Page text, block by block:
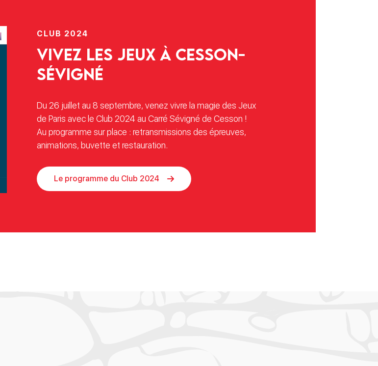
CLUB 2024
Vivez les Jeux à Cesson-
Sévigné
Du 26 juillet au 8 septembre, venez vivre la magie des Jeux
de Paris avec le Club 2024 au Carré Sévigné de Cesson !
Au programme sur place : retransmissions des épreuves,
animations, buvette et restauration.
Le programme du Club 2024